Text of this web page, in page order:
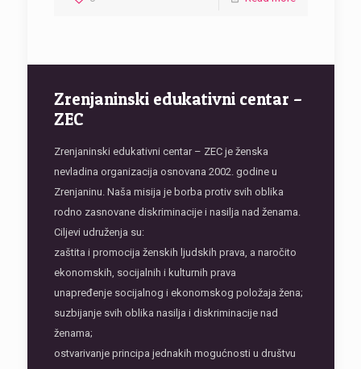
Zrenjaninski edukativni centar –
ZEC
Zrenjaninski edukativni centar – ZEC je ženska
nevladina organizacija osnovana 2002. godine u
Zrenjaninu. Naša misija je borba protiv svih oblika
rodno zasnovane diskriminacije i nasilja nad ženama.
Ciljevi udruženja su:
zaštita i promocija ženskih ljudskih prava, a naročito
ekonomskih, socijalnih i kulturnih prava
unapređenje socijalnog i ekonomskog položaja žena;
suzbijanje svih oblika nasilja i diskriminacije nad
ženama;
ostvarivanje principa jednakih mogućnosti u društvu